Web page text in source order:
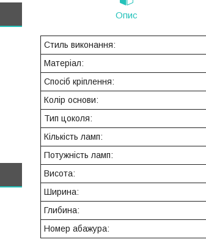
Опис
Стиль виконання:
Матеріал:
Спосіб кріплення:
Колір основи:
Тип цоколя:
Кількість ламп:
Потужність ламп:
Висота:
Ширина:
Глибина:
Номер абажура: